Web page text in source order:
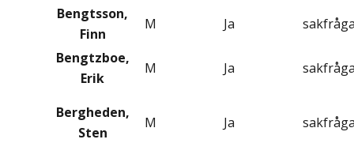
Bengtsson,
Finn
M Ja
Bengtzboe,
Erik
M Ja
Bergheden,
Sten
M Ja